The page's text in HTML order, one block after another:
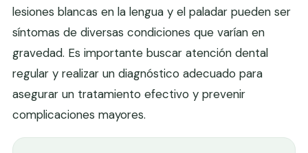
lesiones blancas en la lengua y el paladar pueden ser
síntomas de diversas condiciones que varían en
gravedad. Es importante buscar atención dental
regular y realizar un diagnóstico adecuado para
asegurar un tratamiento efectivo y prevenir
complicaciones mayores.